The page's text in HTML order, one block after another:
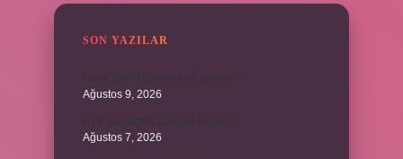
SON YAZILAR
Ağustos 9, 2026
Ağustos 7, 2026